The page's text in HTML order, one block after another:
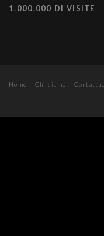
1.000.000 DI VISITE
Home Chi siamo